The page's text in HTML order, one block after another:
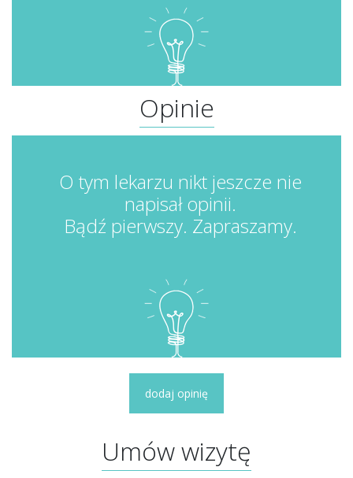
Opinie
O tym lekarzu nikt jeszcze nie
napisał opinii.
Bądź pierwszy. Zapraszamy.
dodaj opinię
Umów wizytę